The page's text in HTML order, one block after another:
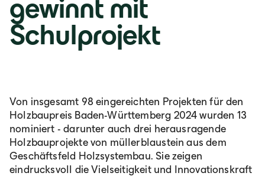
gewinnt mit
Schulprojekt
Von insgesamt 98 eingereichten Projekten für den
Holzbaupreis Baden-Württemberg 2024 wurden 13
nominiert - darunter auch drei herausragende
Holzbauprojekte von müllerblaustein aus dem
Geschäftsfeld Holzsystembau. Sie zeigen
eindrucksvoll die Vielseitigkeit und Innovationskraft
Italia
România
Lb. română